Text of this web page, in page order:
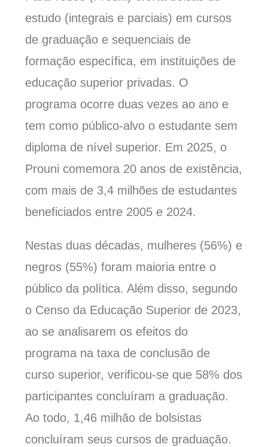
estudo (integrais e parciais) em cursos
de graduação e sequenciais de
formação específica, em instituições de
educação superior privadas. O
programa ocorre duas vezes ao ano e
tem como público-alvo o estudante sem
diploma de nível superior. Em 2025, o
Prouni comemora 20 anos de existência,
com mais de 3,4 milhões de estudantes
beneficiados entre 2005 e 2024.
Nestas duas décadas, mulheres (56%) e
negros (55%) foram maioria entre o
público da política. Além disso, segundo
o Censo da Educação Superior de 2023,
ao se analisarem os efeitos do
programa na taxa de conclusão de
curso superior, verificou-se que 58% dos
participantes concluíram a graduação.
Ao todo, 1,46 milhão de bolsistas
concluíram seus cursos de graduação.